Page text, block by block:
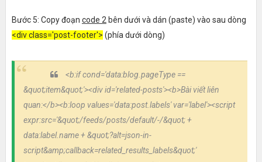
Bước 5: Copy đoạn code 2 bên dưới và dán (paste) vào sau dòng
<div class='post-footer'> (phía dưới dòng)
<b:if cond='data:blog.pageType ==
&quot;item&quot;'><div id='related-posts'><b>Bài viết liên
quan:</b><b:loop values='data:post.labels' var='label'><script
expr:src='&quot;/feeds/posts/default/-/&quot; +
data:label.name + &quot;?alt=json-in-
script&amp;callback=related_results_labels&quot;'